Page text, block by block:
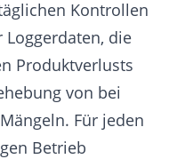
Kontrollen
die
Produktverlusts
von bei
Für jeden
Betrieb